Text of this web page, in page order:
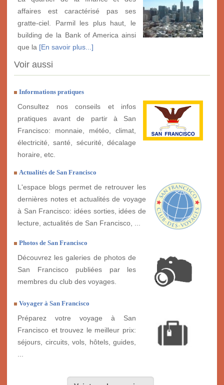
affaires est caractérisé pas ses
gratte-ciel. Parmil les plus haut, le
building de la Bank of America ainsi
que la [En savoir plus...]
Voir aussi
Informations pratiques
Consultez nos conseils et infos
pratiques avant de partir à San
Francisco: monnaie, météo, climat,
électricité, santé, sécurité, décalage
horaire, etc.
Actualités de San Francisco
L'espace blogs permet de retrouver les
dernières notes et actualités de voyage
à San Francisco: idées sorties, idées de
lecture, actualités de San Francisco, ...
Photos de San Francisco
Découvrez les galeries de photos de
San Francisco publiées par les
membres du club des voyages.
Voyager à San Francisco
Préparez votre voyage à San
Francisco et trouvez le meilleur prix:
séjours, circuits, vols, hôtels, guides,